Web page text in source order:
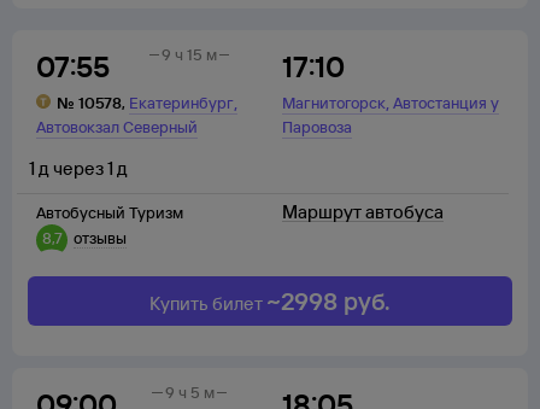
07:55
№ 10578, Екатеринбург,
Автовокзал Северный
17:10
Магнитогорск,Автостанция у
Паровоза
9 ч 15 м
Автобусный Туризм
8,7 отзывы
1 д через1 д
Маршрут автобуса
Купить билет ~2998 руб.
9 ч 5 м